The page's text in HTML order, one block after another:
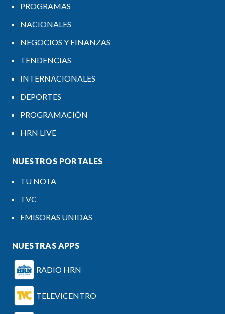
PROGRAMAS
NACIONALES
NEGOCIOS Y FINANZAS
TENDENCIAS
INTERNACIONALES
DEPORTES
PROGRAMACIÓN
HRN LIVE
NUESTROS PORTALES
TU NOTA
TVC
EMISORAS UNIDAS
NUESTRAS APPS
RADIO HRN
TELEVICENTRO